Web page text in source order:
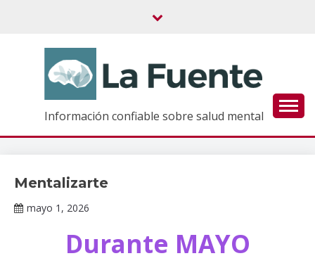
Información confiable sobre salud mental
Información
Mentalizarte
mayo 1, 2026
Gallardo
Durante MAYO